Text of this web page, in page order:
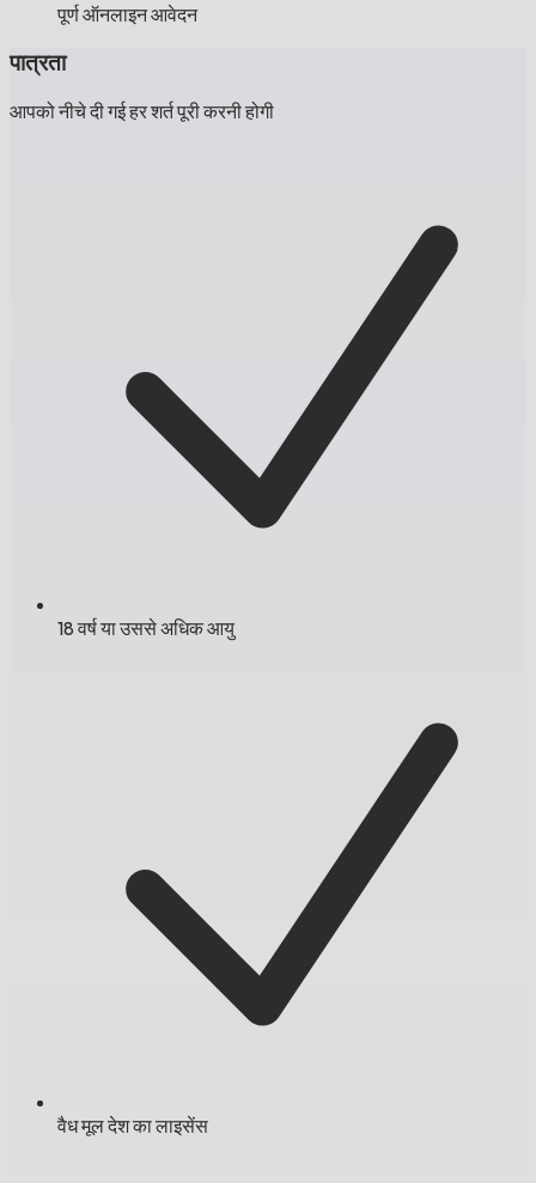
पूर्ण ऑनलाइन आवेदन
पात्रता
आपको नीचे दी गई हर शर्त पूरी करनी होगी
18 वर्ष या उससे अधिक आयु
वैध मूल देश का लाइसेंस